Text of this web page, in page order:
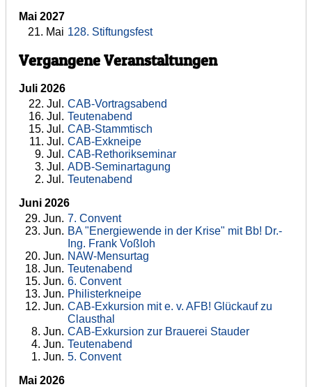
Mai 2027
21. Mai 128. Stiftungsfest
Vergangene Veranstaltungen
Juli 2026
22. Jul. CAB-Vortragsabend
16. Jul. Teutenabend
15. Jul. CAB-Stammtisch
11. Jul. CAB-Exkneipe
9. Jul. CAB-Rethorikseminar
3. Jul. ADB-Seminartagung
2. Jul. Teutenabend
Juni 2026
29. Jun. 7. Convent
23. Jun. BA "Energiewende in der Krise" mit Bb! Dr.-
Ing. Frank Voßloh
20. Jun. NAW-Mensurtag
18. Jun. Teutenabend
15. Jun. 6. Convent
13. Jun. Philisterkneipe
12. Jun. CAB-Exkursion mit e. v. AFB! Glückauf zu
Clausthal
8. Jun. CAB-Exkursion zur Brauerei Stauder
4. Jun. Teutenabend
1. Jun. 5. Convent
Mai 2026